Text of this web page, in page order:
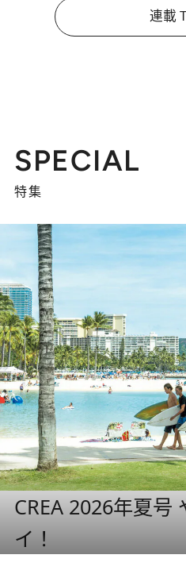
連載
SPECIAL
特集
CREA 2026年夏号
イ！